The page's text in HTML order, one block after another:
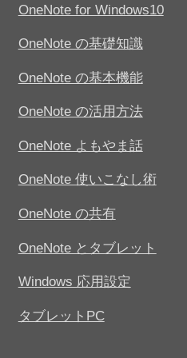
OneNote for Windows10
OneNote の基礎知識
OneNote の基本機能
OneNote の活用方法
OneNote よもやま話
OneNote 使いこなし術
OneNote の共有
OneNote とタブレット
Windows 応用設定
タブレットPC